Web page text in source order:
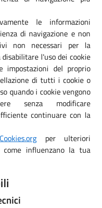
le informazioni
di navigazione e non
non necessari per la
l'uso dei cookie
impostazioni del proprio
di tutti i cookie o
quando i cookie vengono
senza modificare
continuare con la
per ulteriori
influenzano la tua